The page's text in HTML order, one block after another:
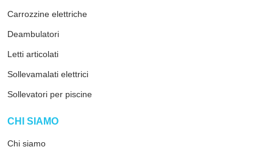
Carrozzine elettriche
Deambulatori
Letti articolati
Sollevamalati elettrici
Sollevatori per piscine
CHI SIAMO
Chi siamo